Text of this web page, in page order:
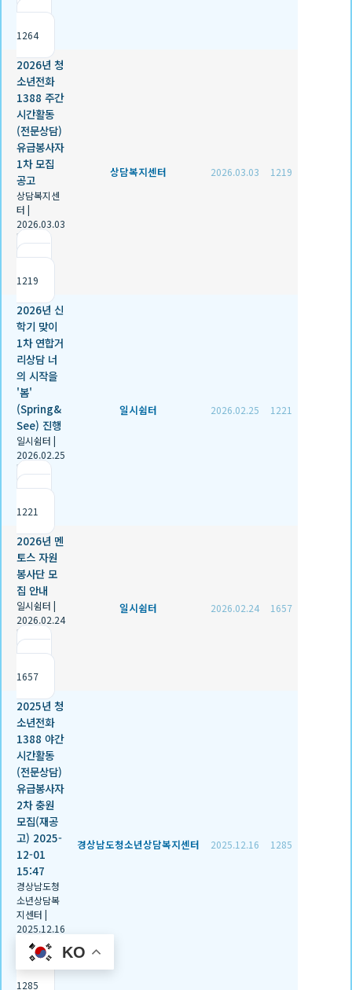
1264
2026년 청
소년전화
1388 주간
시간활동
(전문상담)
유급봉사자
1차 모집
공고
상담복지센
터 |
2026.03.03
|
1219
상담복지센터 2026.03.03 1219
2026년 신
학기 맞이
1차 연합거
리상담 너
의 시작을
'봄'
(Spring&
See) 진행
일시쉼터 |
2026.02.25
|
1221
일시쉼터 2026.02.25 1221
2026년 멘
토스 자원
봉사단 모
집 안내
일시쉼터 |
2026.02.24
|
1657
일시쉼터 2026.02.24 1657
2025년 청
소년전화
1388 야간
시간활동
(전문상담)
유급봉사자
2차 충원
모집(재공
고) 2025-
12-01
15:47
경상남도청
소년상담복
지센터 |
2025.12.16
추천 2
|
조회
1285
경상남도청소년상담복지센터 2025.12.16 1285
KO